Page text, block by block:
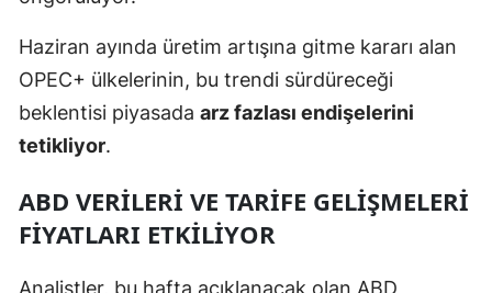
Haziran ayında üretim artışına gitme kararı alan
OPEC+ ülkelerinin, bu trendi sürdüreceği
beklentisi piyasada arz fazlası endişelerini
tetikliyor.
ABD VERILERI VE TARIFE GELIŞMELERI
FIYATLARI ETKILIYOR
Analistler, bu hafta açıklanacak olan ABD